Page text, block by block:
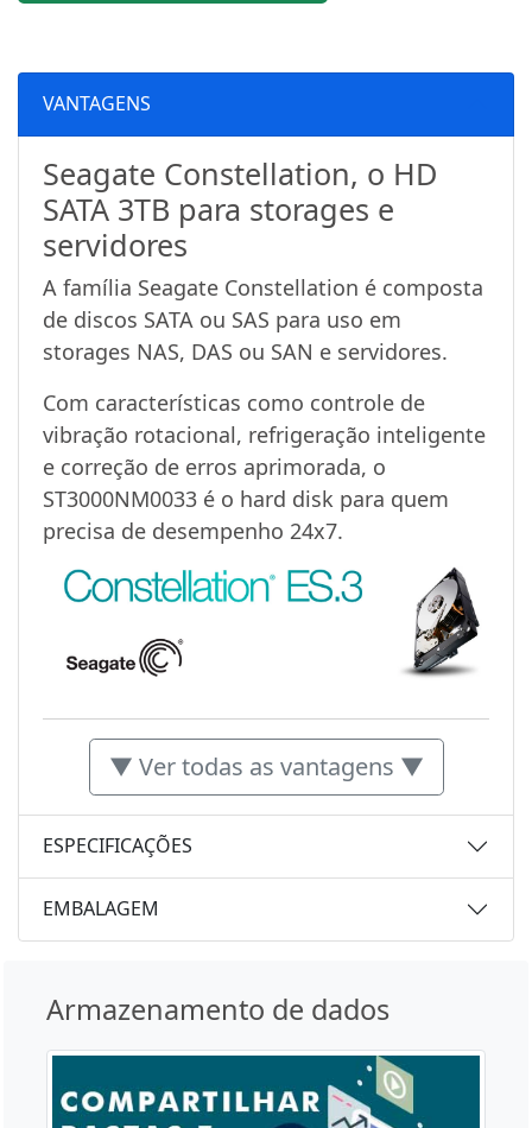
VANTAGENS
Seagate Constellation, o HD
SATA 3TB para storages e
servidores
A família Seagate Constellation é composta
de discos SATA ou SAS para uso em
storages NAS, DAS ou SAN e servidores.
Com características como controle de
vibração rotacional, refrigeração inteligente
e correção de erros aprimorada, o
ST3000NM0033 é o hard disk para quem
precisa de desempenho 24x7.
▼ Ver todas as vantagens ▼
ESPECIFICAÇÕES
EMBALAGEM
Armazenamento de dados